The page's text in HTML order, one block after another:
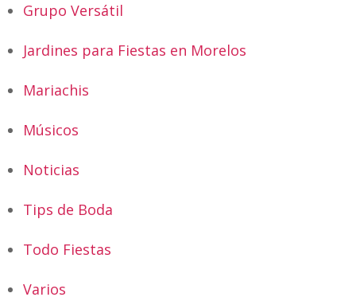
Grupo Versátil
Jardines para Fiestas en Morelos
Mariachis
Músicos
Noticias
Tips de Boda
Todo Fiestas
Varios